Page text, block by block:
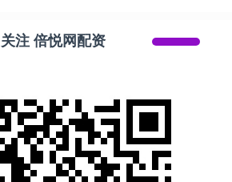
关注 倍悦网配资